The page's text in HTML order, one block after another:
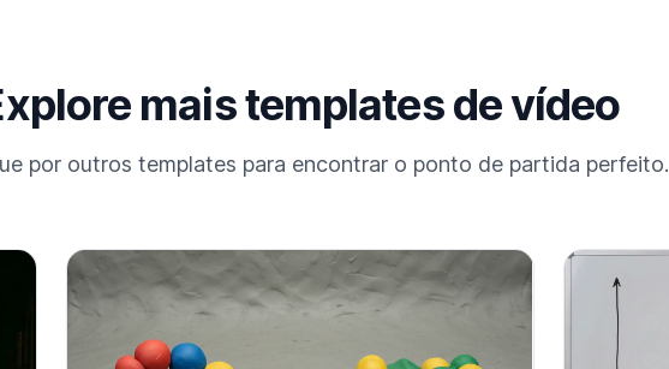
mais templates de vídeo
por outros templates para encontrar o ponto de partida perfeito.